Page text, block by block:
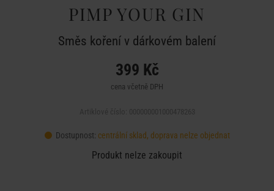
PIMP YOUR GIN
Směs koření v dárkovém balení
399 Kč
cena včetně DPH
Dostupnost: centrální sklad, doprava nelze objednat
Produkt nelze zakoupit